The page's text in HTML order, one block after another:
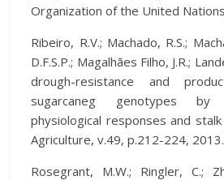
Organization of the United
Ribeiro, R.V.; Machado, R.S.;
D.F.S.P.; Magalhães Filho, J.R.;
drough-resistance and
sugarcaneg genotypes by
physiological responses and
Agriculture, v.49, p.212-224, 2013.
Rosegrant, M.W.; Ringler, C.;